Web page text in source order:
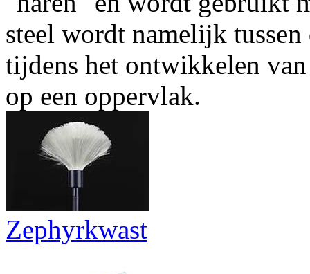
steel wordt namelijk
tijdens het ontwikkelen
op een oppervlak.
Zephyrkwast